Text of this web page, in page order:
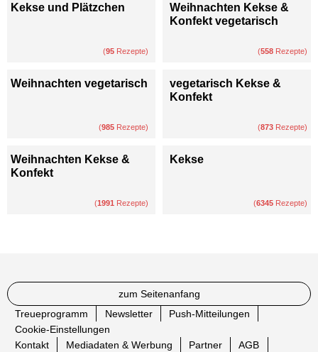
Kekse und Plätzchen
(95 Rezepte)
Weihnachten Kekse &
Konfekt vegetarisch
(558 Rezepte)
Weihnachten vegetarisch
(985 Rezepte)
vegetarisch Kekse &
Konfekt
(873 Rezepte)
Weihnachten Kekse &
Konfekt
(1991 Rezepte)
Kekse
(6345 Rezepte)
zum Seitenanfang
Treueprogramm
Newsletter
Push-Mitteilungen
Cookie-Einstellungen
Kontakt
Mediadaten & Werbung Partner AGB